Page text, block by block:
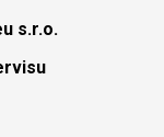
s.r.o.